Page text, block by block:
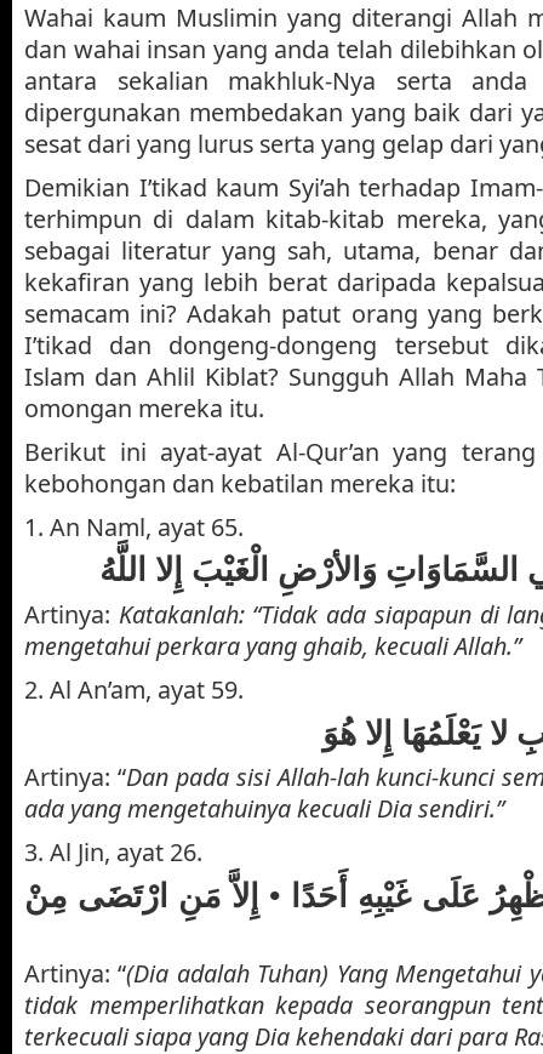
Wahai kaum Muslimin yang diterangi Allah
dan wahai insan yang anda telah dilebihkan
antara sekalian makhluk-Nya serta
dipergunakan membedakan yang baik dari
sesat dari yang lurus serta yang gelap dari
Demikian I’tikad kaum Syi’ah terhadap
terhimpun di dalam kitab-kitab mereka,
sebagai literatur yang sah, utama, benar
kekafiran yang lebih berat daripada
semacam ini? Adakah patut orang yang
I’tikad dan dongeng-dongeng tersebut
Islam dan Ahlil Kiblat? Sungguh Allah Maha
omongan mereka itu.
Berikut ini ayat-ayat Al-Qur’an yang
kebohongan dan kebatilan mereka itu:
1. An Naml, ayat 65.
وَالأرْضِ الْغَيْبَ إِلا اللَّهُ
Artinya: Katakanlah: “Tidak ada siapapun di
mengetahui perkara yang ghaib, kecuali Allah.”
2. Al An’am, ayat 59.
لا يَعْلَمُهَا إِلا هُوَ
Artinya: “Dan pada sisi Allah-lah kunci-kunci
ada yang mengetahuinya kecuali Dia sendiri.”
3. Al Jin, ayat 26.
عَلَى غَيْبِهِ أَحَدًا • إِلاَّ مَنِ ارْتَضَى مِنْ
Artinya: “(Dia adalah Tuhan) Yang Mengetahui
tidak memperlihatkan kepada seorangpun
terkecuali siapa yang Dia kehendaki dari para